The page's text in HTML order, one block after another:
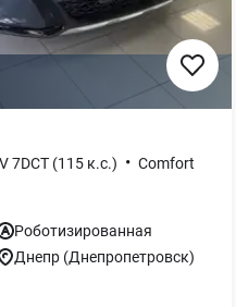
7DCT (115 к.с.) • Comfort
Роботизированная
Днепр (Днепропетровск)